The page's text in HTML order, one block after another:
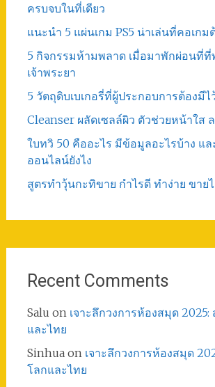
ครบจบในที่เดียว
แนะนำ 5 แผ่นเกม PS5 น่าเล่นที่คอเกม
5 กิจกรรมห้ามพลาด เมื่อมาพักผ่อนที่
เจ้าพระยา
5 วัตถุดิบเบเกอรี่ที่ผู้ประกอบการต้องมี
Cleanser ผลัดเซลล์ผิว ตัวช่วยหน้าใส
ใบทวิ 50 คืออะไร มีข้อมูลอะไรบ้าง แ
ออนไลน์ยังไง
สูตรทําวุ้นกะทิขาย กำไรดี ทำง่าย ขาย
Recent Comments
Salu on เจาะลึกวงการห้องสมุด 2025:
และไทย
Sinhuaon เจาะลึกวงการห้องสมุด
โลกและไทย